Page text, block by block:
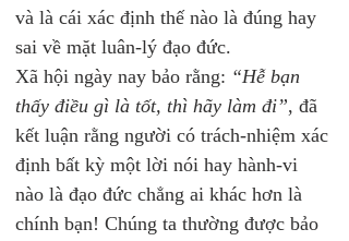
và là cái xác định thế nào là đúng hay
sai về mặt luân-lý đạo đức.
Xã hội ngày nay bảo rằng: “Hễ bạn
thấy điều gì là tốt, thì hãy làm đi”, đã
kết luận rằng người có trách-nhiệm xác
định bất kỳ một lời nói hay hành-vi
nào là đạo đức chẳng ai khác hơn là
chính bạn! Chúng ta thường được bảo